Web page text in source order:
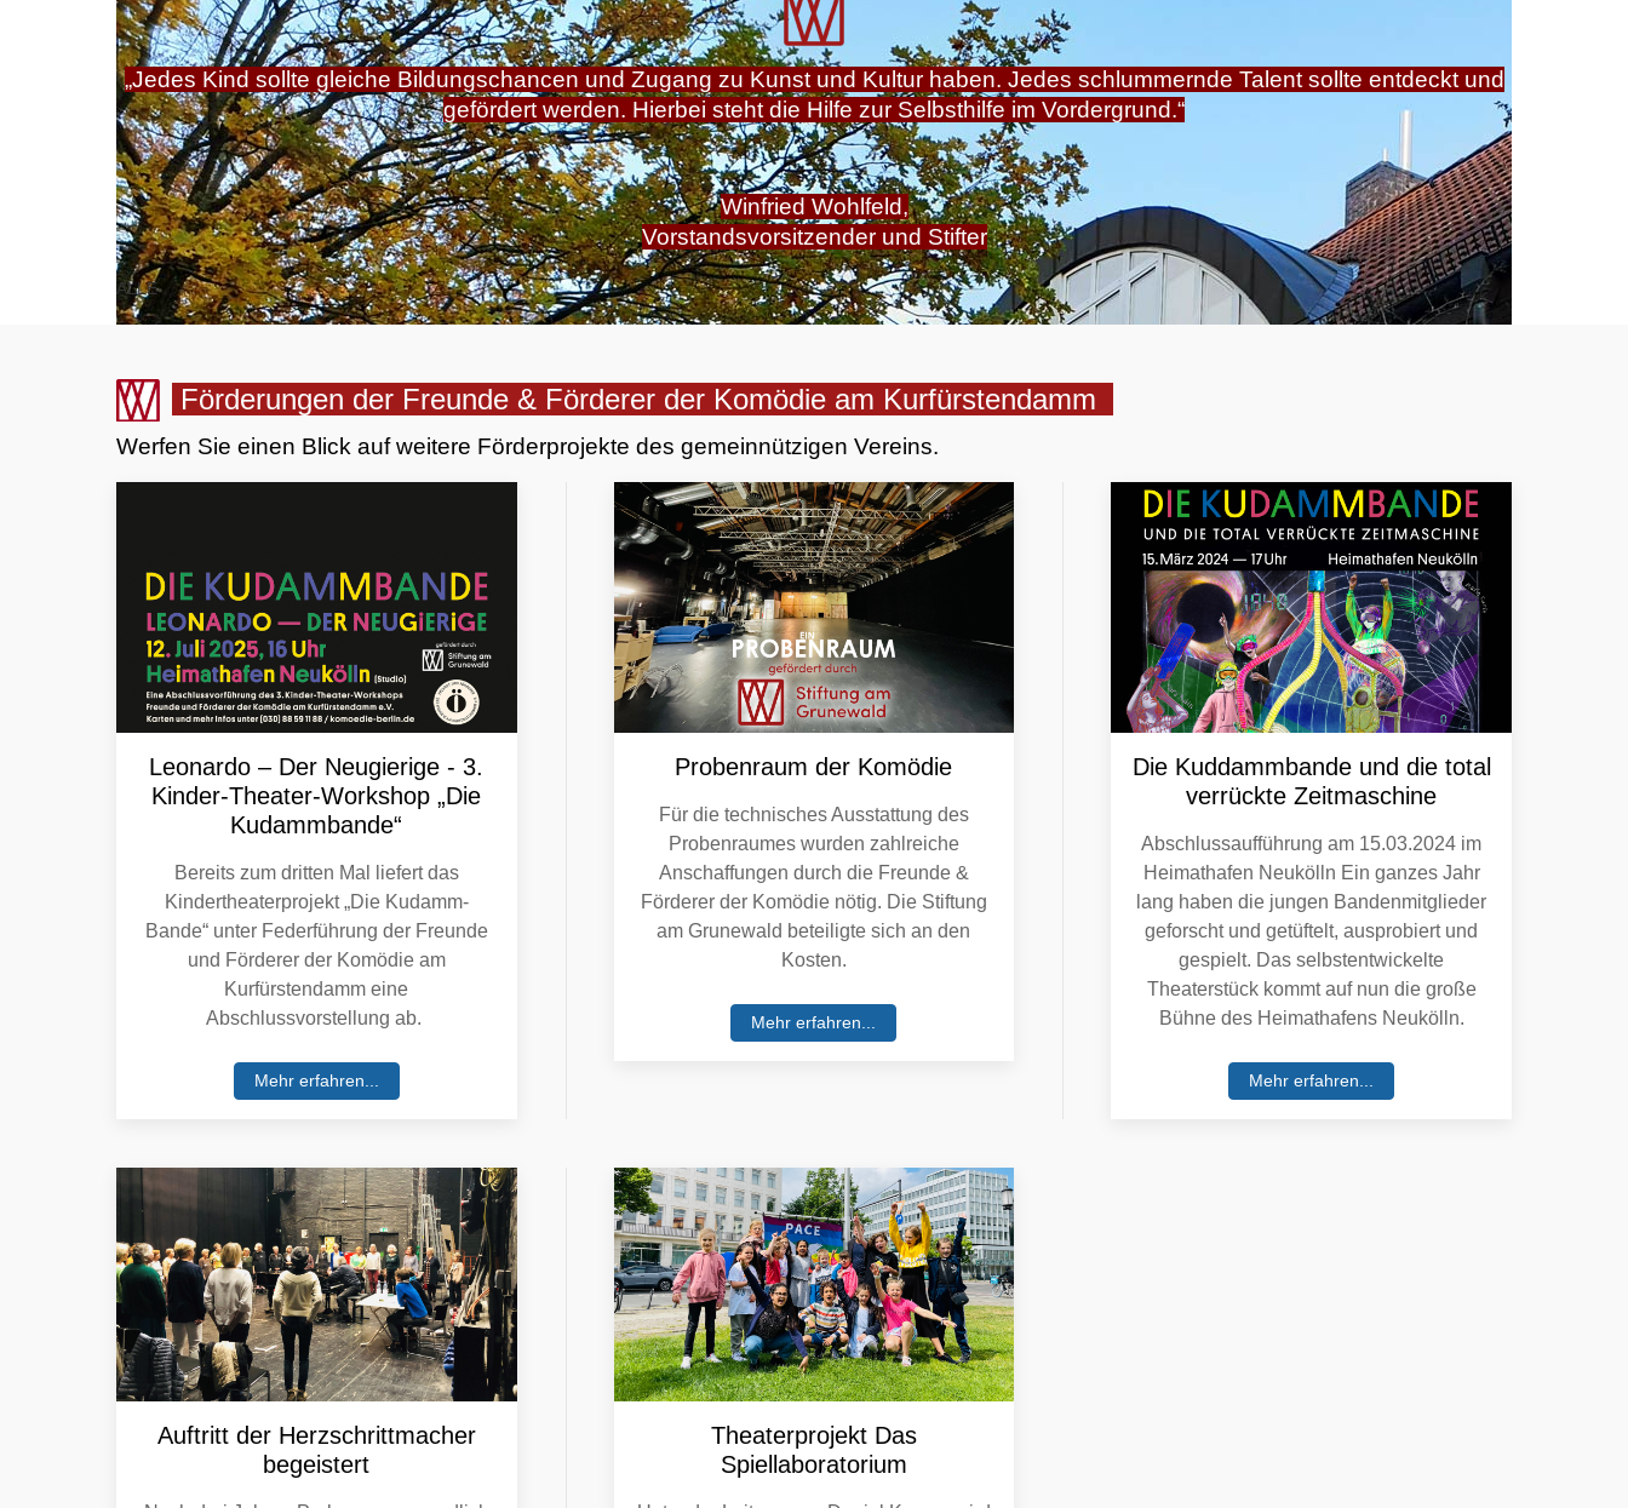
„Jedes Kind sollte gleiche Bildungschancen und Zugang zu Kunst und Kultur haben. Jedes schlummernde Talent sollte entdeckt und
gefördert werden. Hierbei steht die Hilfe zur Selbsthilfe im Vordergrund.“
Winfried Wohlfeld,
Vorstandsvorsitzender und Stifter
ALLE
Förderungen der Freunde & Förderer der Komödie am Kurfürstendamm
Werfen Sie einen Blick auf weitere Förderprojekte des gemeinnützigen Vereins.
Leonardo – Der Neugierige - 3.
Kinder-Theater-Workshop „Die
Kudammbande“
Bereits zum dritten Mal liefert das
Kindertheaterprojekt „Die Kudamm-
Bande“ unter Federführung der Freunde
und Förderer der Komödie am
Kurfürstendamm eine
Abschlussvorstellung ab.
Mehr erfahren...
Probenraum der Komödie
Für die technisches Ausstattung des
Probenraumes wurden zahlreiche
Anschaffungen durch die Freunde &
Förderer der Komödie nötig. Die Stiftung
am Grunewald beteiligte sich an den
Kosten.
Mehr erfahren...
Die Kuddammbande und die total
verrückte Zeitmaschine
Abschlussaufführung am 15.03.2024 im
Heimathafen Neukölln Ein ganzes Jahr
lang haben die jungen Bandenmitglieder
geforscht und getüftelt, ausprobiert und
gespielt. Das selbstentwickelte
Theaterstück kommt auf nun die große
Bühne des Heimathafens Neukölln.
Mehr erfahren...
Auftritt der Herzschrittmacher
begeistert
Theaterprojekt Das
Spiellaboratorium